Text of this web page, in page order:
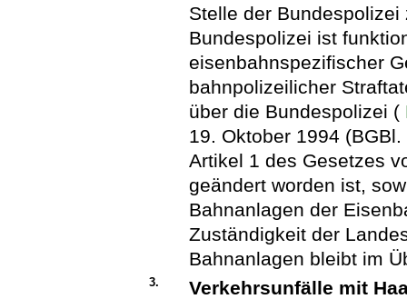
Stelle der
Bundespolizei ist
eisenbahnspezifischer
bahnpolizeilicher
über die Bundespolizei (
19. Oktober 1994
Artikel 1 des Gesetzes
geändert worden ist,
Bahnanlagen der
Zuständigkeit der
Bahnanlagen bleibt im
3.
Verkehrsunfälle mit